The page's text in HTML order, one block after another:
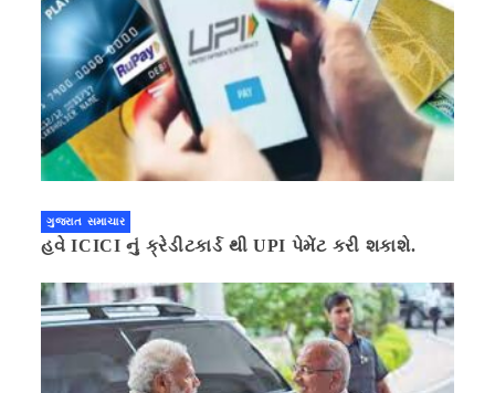
ગુજરાત સમાચાર
હવે ICICI નું ક્રેડીટકાર્ડ થી UPI પેમેંટ કરી શકાશે.